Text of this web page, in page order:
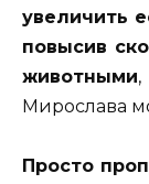
увеличить
повысив
животными
Мирослава
Просто